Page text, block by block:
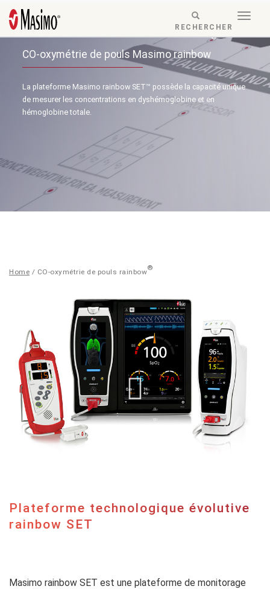
RESPONSIVE
MODE
-
SEARCH
BUTTON
RECHERCHER
CO-oxymétrie de pouls Masimo rainbow
®
La plateforme Masimo rainbow SET™ possède la capacité unique
de mesurer les concentrations en dyshémoglobine et en
hémoglobine totale.
Home / CO-oxymétrie de pouls rainbow®
pouls
rainbow
Plateforme technologique évolutive
rainbow SET
Masimo rainbow SET est une plateforme de monitorage